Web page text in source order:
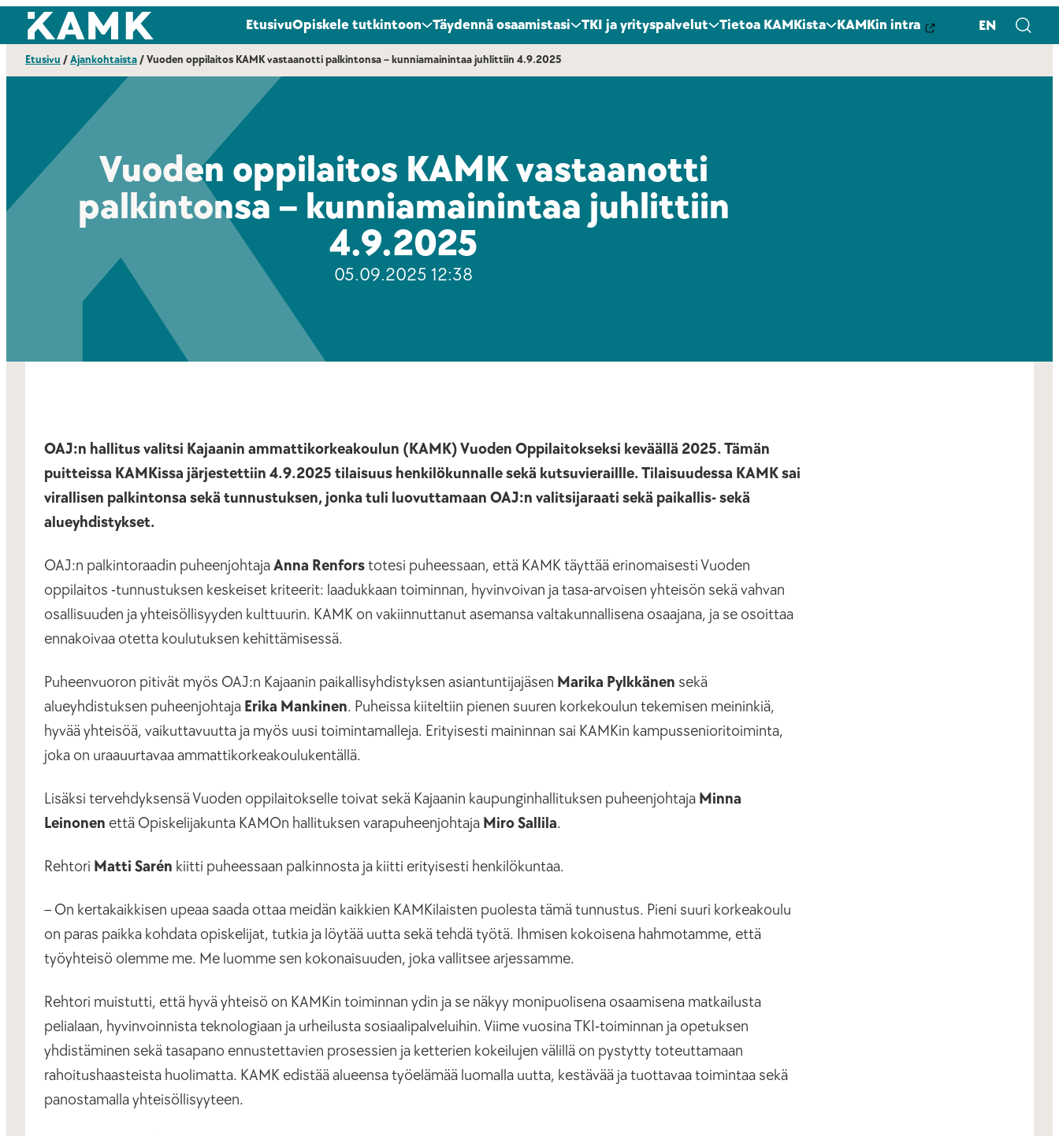
Siirry
suoraan
sisältöön
Kajaanin ammattikorkeakoulu EtusivuOpiskele tutkintoon Täydennä osaamistasi TKI ja yrityspalvelut Tietoa KAMKista KAMKin intra EN
Etusivu /Ajankohtaista/Vuoden oppilaitos KAMK vastaanotti palkintonsa – kunniamainintaa juhlittiin 4.9.2025
Vuoden oppilaitos KAMK vastaanotti
palkintonsa – kunniamainintaa juhlittiin
4.9.2025
05.09.2025 12:38
OAJ:n hallitus valitsi Kajaanin ammattikorkeakoulun (KAMK) Vuoden Oppilaitokseksi keväällä 2025. Tämän
puitteissa KAMKissa järjestettiin 4.9.2025 tilaisuus henkilökunnalle sekä kutsuvieraillle. Tilaisuudessa KAMK sai
virallisen palkintonsa sekä tunnustuksen, jonka tuli luovuttamaan OAJ:n valitsijaraati sekä paikallis- sekä
alueyhdistykset.
OAJ:n palkintoraadin puheenjohtajaAnna Renforstotesi puheessaan, että KAMK täyttää erinomaisesti Vuoden
oppilaitos -tunnustuksen keskeiset kriteerit: laadukkaan toiminnan, hyvinvoivan ja tasa-arvoisen yhteisön sekä vahvan
osallisuuden ja yhteisöllisyyden kulttuurin. KAMK on vakiinnuttanut asemansa valtakunnallisena osaajana, ja se osoittaa
ennakoivaa otetta koulutuksen kehittämisessä.
Puheenvuoron pitivät myös OAJ:n Kajaanin paikallisyhdistyksen asiantuntijajäsen Marika Pylkkänen sekä
alueyhdistuksen puheenjohtaja Erika Mankinen. Puheissa kiiteltiin pienen suuren korkekoulun tekemisen meininkiä,
hyvää yhteisöä, vaikuttavuutta ja myös uusi toimintamalleja. Erityisesti maininnan sai KAMKin kampussenioritoiminta,
joka on uraauurtavaa ammattikorkeakoulukentällä.
Lisäksi tervehdyksensä Vuoden oppilaitokselle toivat sekä Kajaanin kaupunginhallituksen puheenjohtaja Minna
Leinonen että Opiskelijakunta KAMOn hallituksen varapuheenjohtaja Miro Sallila.
Rehtori Matti Sarén kiitti puheessaan palkinnosta ja kiitti erityisesti henkilökuntaa.
– On kertakaikkisen upeaa saada ottaa meidän kaikkien KAMKilaisten puolesta tämä tunnustus. Pieni suuri korkeakoulu
on paras paikka kohdata opiskelijat, tutkia ja löytää uutta sekä tehdä työtä. Ihmisen kokoisena hahmotamme, että
työyhteisö olemme me. Me luomme sen kokonaisuuden, joka vallitsee arjessamme.
Rehtori muistutti, että hyvä yhteisö on KAMKin toiminnan ydin ja se näkyy monipuolisena osaamisena matkailusta
pelialaan, hyvinvoinnista teknologiaan ja urheilusta sosiaalipalveluihin. Viime vuosina TKI-toiminnan ja opetuksen
yhdistäminen sekä tasapano ennustettavien prosessien ja ketterien kokeilujen välillä on pystytty toteuttamaan
rahoitushaasteista huolimatta. KAMK edistää alueensa työelämää luomalla uutta, kestävää ja tuottavaa toimintaa sekä
panostamalla yhteisöllisyyteen.